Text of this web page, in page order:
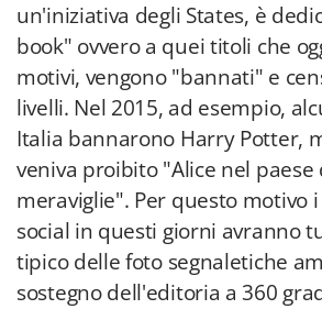
un'iniziativa degli States, è
book" ovvero a quei titoli che
motivi, vengono "bannati" e
livelli. Nel 2015, ad esempio,
Italia bannarono Harry Potter,
veniva proibito "Alice nel paese
meraviglie". Per questo motivo
social in questi giorni avranno
tipico delle foto segnaletiche
sostegno dell'editoria a 360